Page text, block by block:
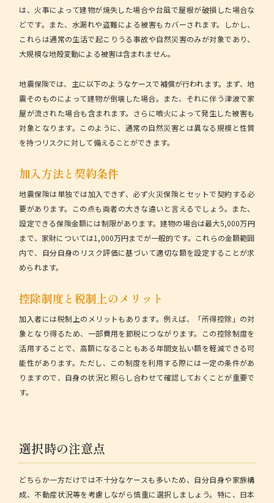
は、火事によって建物が焼失した場合や台風で屋根が破損した場合な
どです。また、水漏れや盗難による被害もカバーされます。しかし、
これらは通常の生活で起こりうる事故や自然災害のみが対象であり、
大規模な地殻変動による被害は含まれません。
地震保険では、主に以下のようなケースで補償が行われます。まず、地
震そのものによって建物が倒壊した場合。また、それに伴う津波で家
屋が流された場合も含まれます。さらに噴火によって発生した被害も
対象となります。このように、通常の自然災害とは異なる規模と性質
を持つリスクに対して備えることができます。
加入方法と契約条件
地震保険は単独では加入できず、必ず火災保険とセットで契約する必
要があります。この点も両者の大きな違いと言えるでしょう。また、
設定できる保険金額には制限があります。建物の場合は最大5,000万円
まで、家財については1,000万円までが一般的です。これらの金額範囲
内で、自分自身のリスク評価に基づいて適切な額を設定することが求
められます。
控除制度と税制上のメリット
加入者には税制上のメリットもあります。例えば、「所得控除」の対
象となり得るため、一部費用を節税につながります。この控除制度を
活用することで、高額になることもある年間支払い額を軽減できる可
能性があります。ただし、この制度を利用する際には一定の条件があ
りますので、自身の状況と照らし合わせて確認しておくことが重要で
す。
選択時の注意点
どちらか一方だけでは不十分なケースも多いため、自分自身や家族構
成、不動産状況等を考慮しながら慎重に選択しましょう。特に、日本